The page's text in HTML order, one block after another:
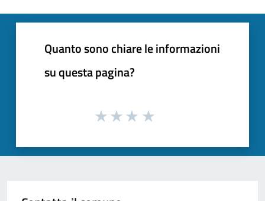
Quanto sono chiare le informazioni
su questa pagina?